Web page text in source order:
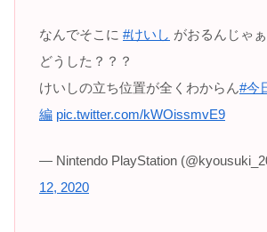
なんでそこに #けいし がおるんじゃ
どうした？？？
けいしの立ち位置が全くわからん#今
編 pic.twitter.com/kWOissmvE9
— Nintendo PlayStation
12, 2020